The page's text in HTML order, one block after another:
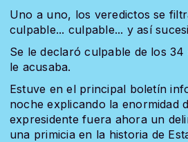
Uno a uno, los veredictos se
culpable... culpable... y así
Se le declaró culpable de los 34
le acusaba.
Estuve en el principal boletín
noche explicando la enormidad
expresidente fuera ahora un
una primicia en la historia de